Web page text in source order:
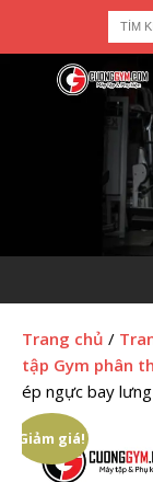
Trang chủ /
tập Gym phân
ép ngực bay
Giảm giá!